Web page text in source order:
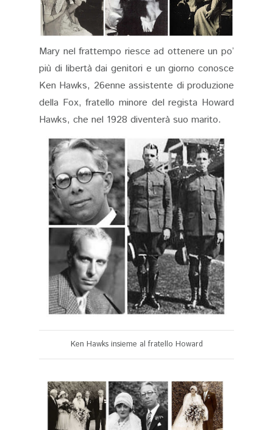
Mary nel frattempo riesce ad ottenere un po’
più di libertà dai genitori e un giorno conosce
Ken Hawks, 26enne assistente di produzione
della Fox, fratello minore del regista Howard
Hawks, che nel 1928 diventerà suo marito.
Ken Hawks insieme al fratello Howard